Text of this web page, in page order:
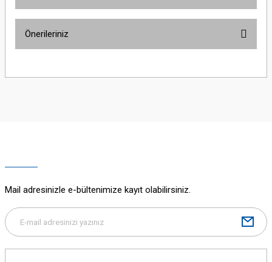
Önerileriniz
yetersiz gördüğünüz noktaları öneri formunu kullanarak tarafımıza
Bu ürüne benzer farklı alternatifler olmalı.
Mail adresinizle e-bültenimize kayıt olabilirsiniz.